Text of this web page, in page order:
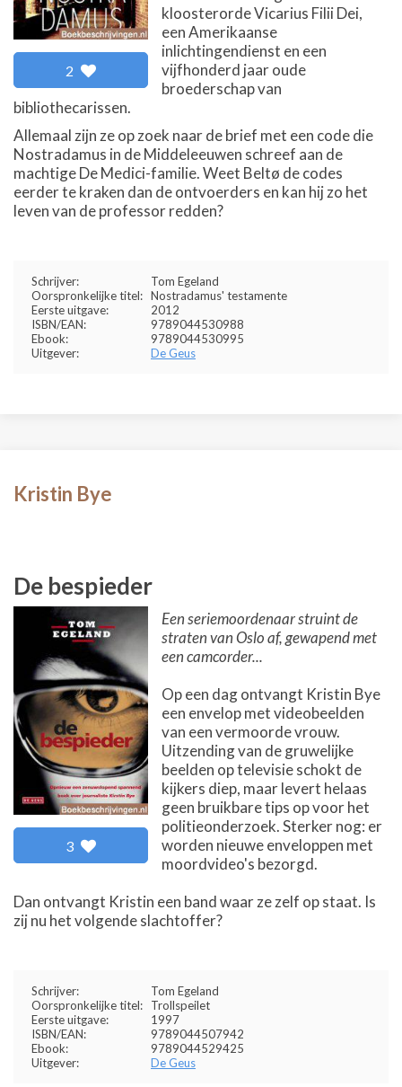
2
kloosterorde Vicarius Filii Dei,
een Amerikaanse
inlichtingendienst en een
vijfhonderd jaar oude
broederschap van
bibliothecarissen.
Allemaal zijn ze op zoek naar de brief met een code die
Nostradamus in de Middeleeuwen schreef aan de
machtige De Medici-familie. Weet Beltø de codes
eerder te kraken dan de ontvoerders en kan hij zo het
leven van de professor redden?
Schrijver:
Tom Egeland
Oorspronkelijke titel: Nostradamus' testamente
Eerste uitgave:
2012
ISBN/EAN:
9789044530988
Ebook:
9789044530995
Uitgever:
De Geus
Kristin Bye
De bespieder
3
Een seriemoordenaar struint de
straten van Oslo af, gewapend met
een camcorder...
Op een dag ontvangt Kristin Bye
een envelop met videobeelden
van een vermoorde vrouw.
Uitzending van de gruwelijke
beelden op televisie schokt de
kijkers diep, maar levert helaas
geen bruikbare tips op voor het
politieonderzoek. Sterker nog: er
worden nieuwe enveloppen met
moordvideo's bezorgd.
Dan ontvangt Kristin een band waar ze zelf op staat. Is
zij nu het volgende slachtoffer?
Schrijver:
Tom Egeland
Oorspronkelijke titel:
Trollspeilet
Eerste uitgave:
1997
ISBN/EAN:
9789044507942
Ebook:
9789044529425
Uitgever:
De Geus